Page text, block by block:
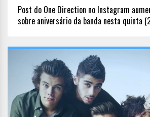
Post do One Direction no Instagram
sobre aniversário da banda nesta quinta